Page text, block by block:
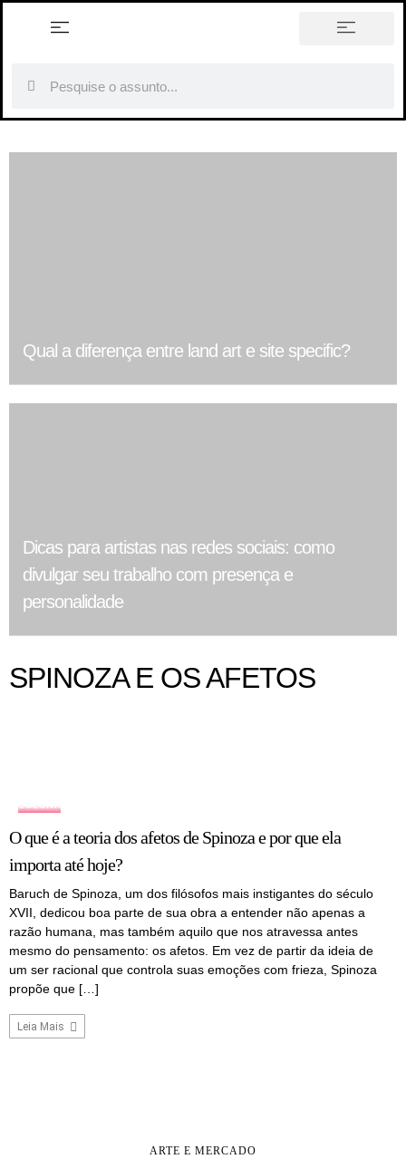
Qual a diferença entre land art e site specific?
Dicas para artistas nas redes sociais: como
divulgar seu trabalho com presença e
personalidade
SPINOZA E OS AFETOS
COLUNA
O que é a teoria dos afetos de Spinoza e por que ela
importa até hoje?
Baruch de Spinoza, um dos filósofos mais instigantes do século
XVII, dedicou boa parte de sua obra a entender não apenas a
razão humana, mas também aquilo que nos atravessa antes
mesmo do pensamento: os afetos. Em vez de partir da ideia de
um ser racional que controla suas emoções com frieza, Spinoza
propõe que […]
Leia Mais
ARTE E MERCADO